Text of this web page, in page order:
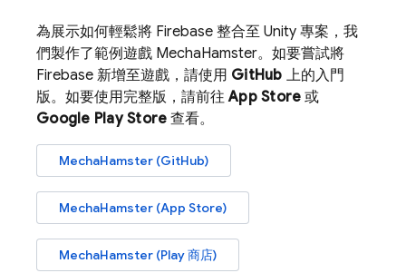
為展示如何輕鬆將 Firebase 整合至 Unity 專案，我
們製作了範例遊戲 MechaHamster。如要嘗試將
Firebase 新增至遊戲，請使用 GitHub 上的入門
版。如要使用完整版，請前往App Store 或
Google PlayStore 查看。
MechaHamster (GitHub)
MechaHamster (App Store)
MechaHamster (Play 商店)